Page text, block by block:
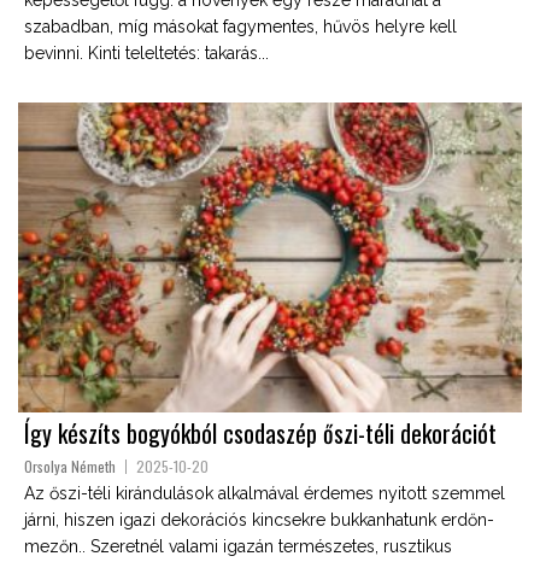
szabadban, míg másokat fagymentes, hűvös helyre kell
bevinni. Kinti teleltetés: takarás...
Így készíts bogyókból csodaszép őszi-téli dekorációt
Orsolya Németh 2025-10-20
Az őszi-téli kirándulások alkalmával érdemes nyitott szemmel
járni, hiszen igazi dekorációs kincsekre bukkanhatunk erdőn-
mezőn.. Szeretnél valami igazán természetes, rusztikus